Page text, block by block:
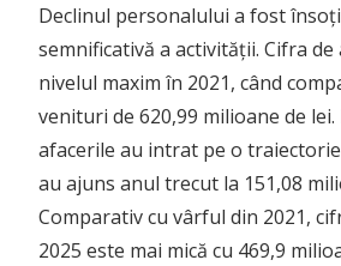
Declinul personalului a fost
semnificativă a activității. Cifra de
nivelul maxim în 2021, când
venituri de 620,99 milioane de lei.
afacerile au intrat pe o
au ajuns anul trecut la 151,08
Comparativ cu vârful din 2021,
2025 este mai mică cu 469,9